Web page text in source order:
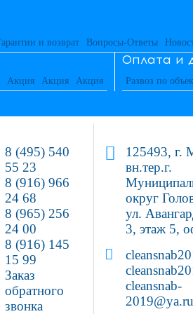
и возврат Вопросы-Ответы
Акция Акция Акция
Оплата и
Развоз по
8 (495) 540
55 23
8 (916) 966
24 68
8 (965) 256
24 00
8 (916) 145
15 99
Заказ
обратного
звонка
125493, г.
вн.тер.г.
округ
ул.
3, этаж 5,
cleansnab-
2019@ya.ru